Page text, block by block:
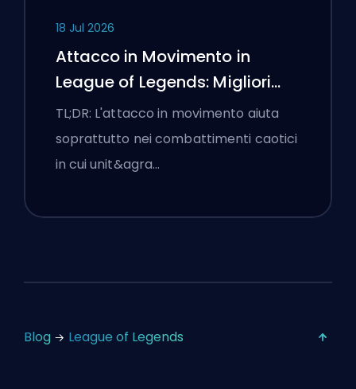
18 Jul 2026
Attacco in Movimento in
League of Legends: Migliori
Impostazioni
TL;DR: L'attacco in movimento aiuta
soprattutto nei combattimenti caotici
in cui unit&agra…
Blog League of Legends